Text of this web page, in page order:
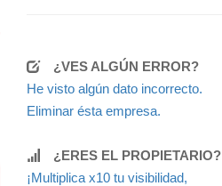
¿VES ALGÚN ERROR?
He visto algún dato incorrecto.
Eliminar ésta empresa.
¿ERES EL PROPIETARIO?
¡Multiplica x10 tu visibilidad,